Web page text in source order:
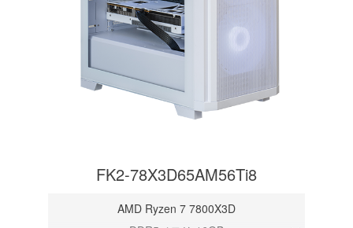
FK2-78X3D65AM56Ti8
AMD Ryzen 7 7800X3D